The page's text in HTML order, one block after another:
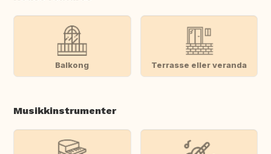
Balkong Terrasse eller veranda
Musikkinstrumenter